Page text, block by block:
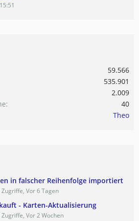
59.566
535.901
2.009
40
Theo
in falscher Reihenfolge importiert
Vor 6 Tagen
- Karten-Aktualisierung
Vor 2 Wochen